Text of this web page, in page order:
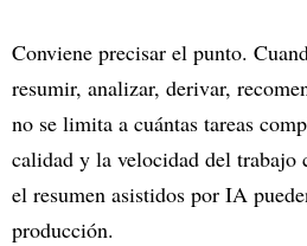
Conviene precisar el punto.
resumir, analizar, derivar,
no se limita a cuántas tareas
calidad y la velocidad del trabajo
el resumen asistidos por IA
producción.